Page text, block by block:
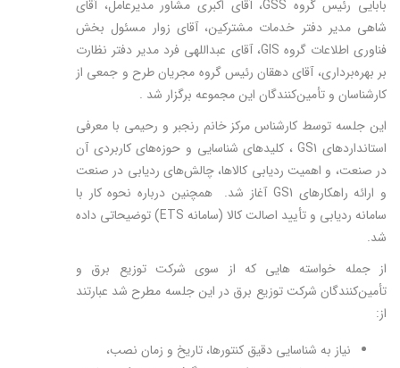
بابایی رئیس گروه GSS، آقای اکبری مشاور مدیرعامل، آقای
شاهی مدیر دفتر خدمات مشترکین، آقای زوار مسئول بخش
فناوری اطلاعات گروه GIS، آقای عبداللهی فرد مدیر دفتر نظارت
بر بهره‌برداری، آقای دهقان رئیس گروه مجریان طرح و جمعی از
کارشناسان و تأمین‌کنندگان این مجموعه برگزار شد .
این جلسه توسط کارشناس مرکز خانم رنجبر و رحیمی با معرفی
استانداردهای GS1، کلیدهای شناسایی و حوزه‌های کاربردی آن
در صنعت، و اهمیت ردیابی کالاها، چالش‌های ردیابی در صنعت
و ارائه راهکارهای GS1 آغاز شد. همچنین درباره نحوه کار با
سامانه ردیابی و تأیید اصالت کالا (سامانه ETS) توضیحاتی داده
شد.
از جمله خواسته هایی که از سوی شرکت توزیع برق و
تأمین‌کنندگان شرکت توزیع برق در این جلسه مطرح شد عبارتند
از:
نیاز به شناسایی دقیق کنتورها، تاریخ و زمان نصب،